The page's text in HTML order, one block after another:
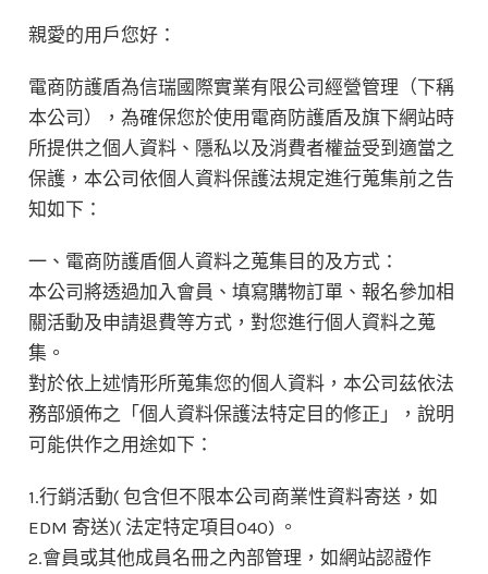
親愛的用戶您好：
電商防護盾為信瑞國際實業有限公司經營管理（下稱
本公司），為確保您於使用電商防護盾及旗下網站時
所提供之個人資料、隱私以及消費者權益受到適當之
保護，本公司依個人資料保護法規定進行蒐集前之告
知如下：
一、電商防護盾個人資料之蒐集目的及方式：
本公司將透過加入會員、填寫購物訂單、報名參加相
關活動及申請退費等方式，對您進行個人資料之蒐
集。
對於依上述情形所蒐集您的個人資料，本公司茲依法
務部頒佈之「個人資料保護法特定目的修正」，說明
可能供作之用途如下：
1.行銷活動( 包含但不限本公司商業性資料寄送，如
EDM 寄送)( 法定特定項目040) 。
2.會員或其他成員名冊之內部管理，如網站認證作